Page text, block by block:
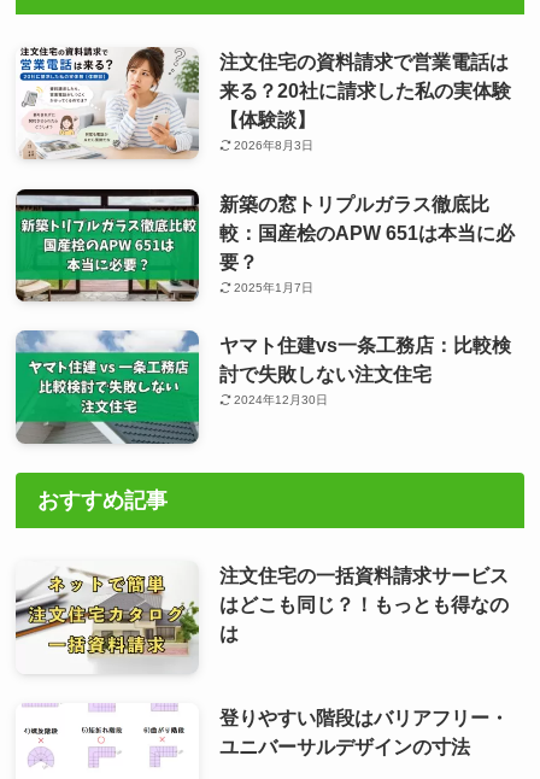
注文住宅の資料請求で営業電話は
来る？20社に請求した私の実体験
【体験談】
2026年8月3日
新築の窓トリプルガラス徹底比
較：国産桧のAPW 651は本当に必
要？
2025年1月7日
ヤマト住建vs一条工務店：比較検
討で失敗しない注文住宅
2024年12月30日
おすすめ記事
注文住宅の一括資料請求サービス
はどこも同じ？！もっとも得なの
は
登りやすい階段はバリアフリー・
ユニバーサルデザインの寸法